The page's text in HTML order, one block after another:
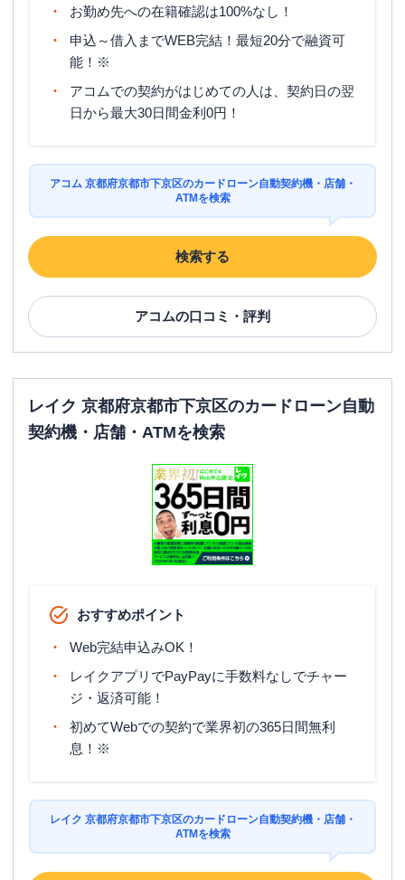
お勤め先への在籍確認は100%なし！
申込～借入までWEB完結！最短20分で融資可
能！※
アコムでの契約がはじめての人は、契約日の翌
日から最大30日間金利0円！
アコム 京都府京都市下京区のカードローン自動契約機・店舗・
ATMを検索
検索する
アコムの口コミ・評判
レイク 京都府京都市下京区のカードローン自動
契約機・店舗・ATMを検索
おすすめポイント
Web完結申込みOK！
レイクアプリでPayPayに手数料なしでチャー
ジ・返済可能！
初めてWebでの契約で業界初の365日間無利
息！※
レイク 京都府京都市下京区のカードローン自動契約機・店舗・
ATMを検索